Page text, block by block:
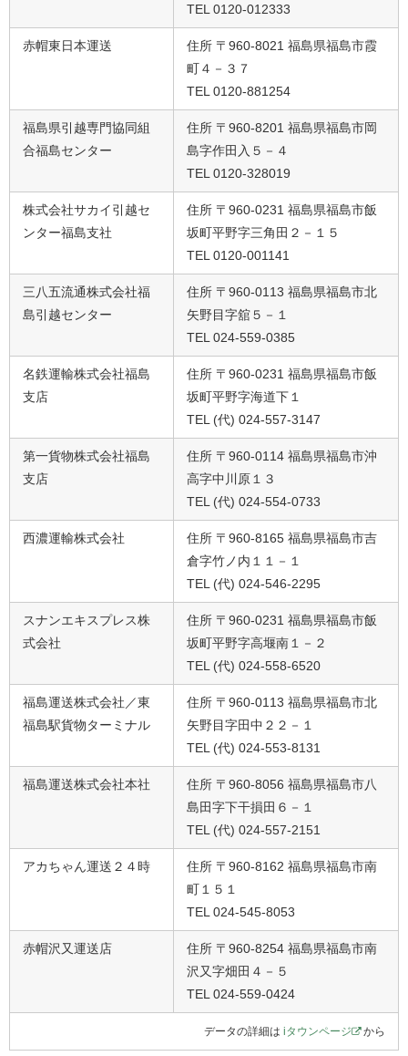
TEL 0120-012333
赤帽東日本運送
住所 〒960-8021 福島県福島市霞
町４－３７
TEL 0120-881254
福島県引越専門協同組
合福島センター
住所 〒960-8201 福島県福島市岡
島字作田入５－４
TEL 0120-328019
株式会社サカイ引越セ
ンター福島支社
住所 〒960-0231 福島県福島市飯
坂町平野字三角田２－１５
TEL 0120-001141
三八五流通株式会社福
島引越センター
住所 〒960-0113 福島県福島市北
矢野目字舘５－１
TEL 024-559-0385
名鉄運輸株式会社福島
支店
住所 〒960-0231 福島県福島市飯
坂町平野字海道下１
TEL (代) 024-557-3147
第一貨物株式会社福島
支店
住所 〒960-0114 福島県福島市沖
高字中川原１３
TEL (代) 024-554-0733
西濃運輸株式会社
住所 〒960-8165 福島県福島市吉
倉字竹ノ内１１－１
TEL (代) 024-546-2295
スナンエキスプレス株
式会社
住所 〒960-0231 福島県福島市飯
坂町平野字高堰南１－２
TEL (代) 024-558-6520
福島運送株式会社／東
福島駅貨物ターミナル
住所 〒960-0113 福島県福島市北
矢野目字田中２２－１
TEL (代) 024-553-8131
福島運送株式会社本社
住所 〒960-8056 福島県福島市八
島田字下干損田６－１
TEL (代) 024-557-2151
アカちゃん運送２４時
住所 〒960-8162 福島県福島市南
町１５１
TEL 024-545-8053
赤帽沢又運送店
住所 〒960-8254 福島県福島市南
沢又字畑田４－５
TEL 024-559-0424
データの詳細は iタウンページ から